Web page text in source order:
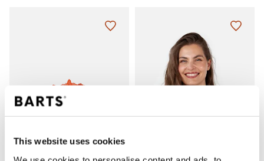
This website uses cookies